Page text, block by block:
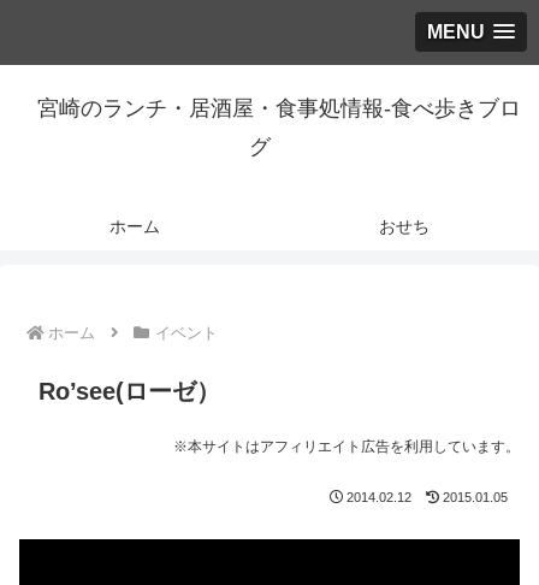
MENU
宮崎のランチ・居酒屋・食事処情報-食べ歩きブロ
グ
ホーム おせち
ホーム イベント
Ro’see(ローゼ）
※本サイトはアフィリエイト広告を利用しています。
2014.02.12 2015.01.05